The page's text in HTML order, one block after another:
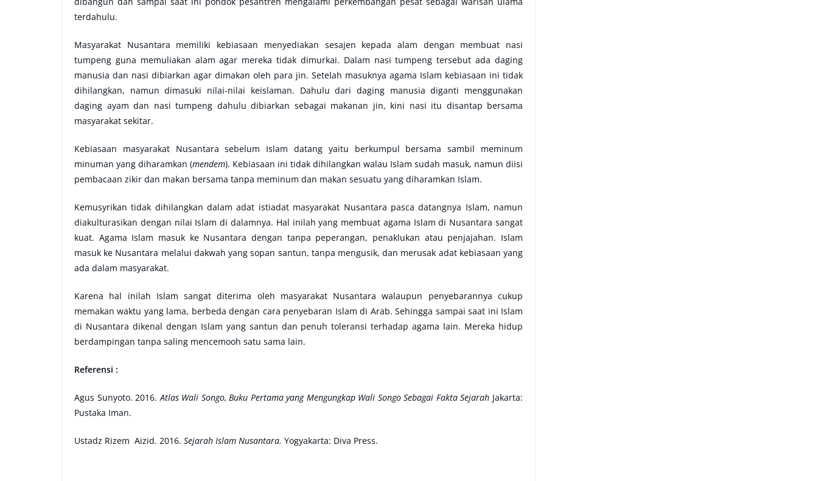
terdahulu.
Masyarakat Nusantara memiliki kebiasaan menyediakan sesajen kepada alam dengan membuat nasi
tumpeng guna memuliakan alam agar mereka tidak dimurkai. Dalam nasi tumpeng tersebut ada daging
manusia dan nasi dibiarkan agar dimakan oleh para jin. Setelah masuknya agama Islam kebiasaan ini tidak
dihilangkan, namun dimasuki nilai-nilai keislaman. Dahulu dari daging manusia diganti menggunakan
daging ayam dan nasi tumpeng dahulu dibiarkan sebagai makanan jin, kini nasi itu disantap bersama
masyarakat sekitar.
Kebiasaan masyarakat Nusantara sebelum Islam datang yaitu berkumpul bersama sambil meminum
minuman yang diharamkan (mendem). Kebiasaan ini tidak dihilangkan walau Islam sudah masuk, namun diisi
pembacaan zikir dan makan bersama tanpa meminum dan makan sesuatu yang diharamkan Islam.
Kemusyrikan tidak dihilangkan dalam adat istiadat masyarakat Nusantara pasca datangnya Islam, namun
diakulturasikan dengan nilai Islam di dalamnya. Hal inilah yang membuat agama Islam di Nusantara sangat
kuat. Agama Islam masuk ke Nusantara dengan tanpa peperangan, penaklukan atau penjajahan. Islam
masuk ke Nusantara melalui dakwah yang sopan santun, tanpa mengusik, dan merusak adat kebiasaan yang
ada dalam masyarakat.
Karena hal inilah Islam sangat diterima oleh masyarakat Nusantara walaupun penyebarannya cukup
memakan waktu yang lama, berbeda dengan cara penyebaran Islam di Arab. Sehingga sampai saat ini Islam
di Nusantara dikenal dengan Islam yang santun dan penuh toleransi terhadap agama lain. Mereka hidup
berdampingan tanpa saling mencemooh satu sama lain.
Referensi :
Agus Sunyoto. 2016.Atlas Wali Songo, Buku Pertama yang Mengungkap Wali Songo Sebagai Fakta Sejarah Jakarta:
Pustaka Iman.
Ustadz Rizem Aizid. 2016. Sejarah Islam Nusantara. Yogyakarta: Diva Press.